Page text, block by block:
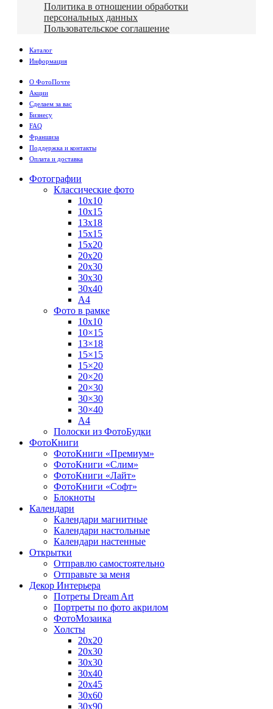
Политика в отношении обработки
персональных данных
Пользовательское соглашение
Каталог
Информация
О ФотоПочте
Акции
Сделаем за вас
Бизнесу
FAQ
Франшиза
Поддержка и контакты
Оплата и доставка
Фотографии
Классические фото
10х10
10х15
13х18
15х15
15х20
20х20
20х30
30х30
30х40
А4
Фото в рамке
10х10
10×15
13×18
15×15
15×20
20×20
20×30
30×30
30×40
A4
Полоски из ФотоБудки
ФотоКниги
ФотоКниги «Премиум»
ФотоКниги «Слим»
ФотоКниги «Лайт»
ФотоКниги «Софт»
Блокноты
Календари
Календари магнитные
Календари настольные
Календари настенные
Открытки
Отправлю самостоятельно
Отправьте за меня
Декор Интерьера
Потреты Dream Art
Портреты по фото акрилом
ФотоМозаика
Холсты
20х20
20х30
30х30
30х40
20х45
30х60
30х90